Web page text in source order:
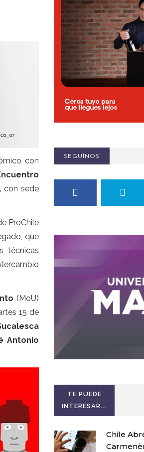
con
con sede
ProChile
que
técnicas
(MoU)
15 de
Antonio
SEGUÍNOS
TE PUEDE
INTERESAR...
Chile